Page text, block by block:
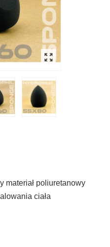
materiał poliuretanowy
ciała